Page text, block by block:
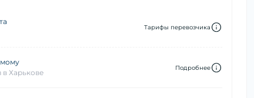
Тарифы перевозчика
Харькове
Подробнее